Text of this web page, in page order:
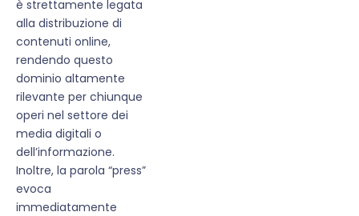
è strettamente legata
alla distribuzione di
contenuti online,
rendendo questo
dominio altamente
rilevante per chiunque
operi nel settore dei
media digitali o
dell’informazione.
Inoltre, la parola “press”
evoca
immediatamente